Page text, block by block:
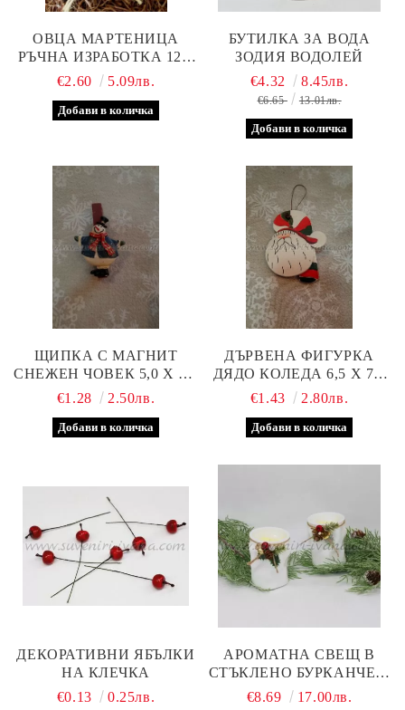
ОВЦА МАРТЕНИЦА
РЪЧНА ИЗРАБОТКА 12,0
Х 4,0 СМ.
€2.60 5.09лв.
БУТИЛКА ЗА ВОДА
ЗОДИЯ ВОДОЛЕЙ
€4.32
8.45лв.
€6.65 13.01лв.
ЩИПКА С МАГНИТ
СНЕЖЕН ЧОВЕК 5,0 Х 7,5
СМ.
€1.28 2.50лв.
ДЪРВЕНА ФИГУРКА
ДЯДО КОЛЕДА 6,5 Х 7,0
СМ.
€1.43 2.80лв.
ДЕКОРАТИВНИ ЯБЪЛКИ
НА КЛЕЧКА
€0.13
0.25лв.
АРОМАТНА СВЕЩ В
СТЪКЛЕНО БУРКАНЧЕ С
КОЛЕДНА ДЕКОРАЦИЯ
€8.69 17.00лв.